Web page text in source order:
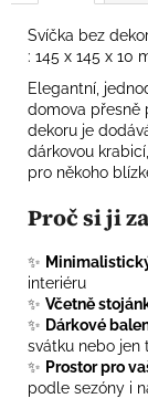
Svíčka bez
: 145 x 145 x 10
Elegantní,
domova přesně
dekoru je
dárkovou
pro někoho
Proč si ji
✨
interiéru
✨ Včetně
✨ Dárkové
svátku nebo jen
✨ Prostor pro
podle sezóny i